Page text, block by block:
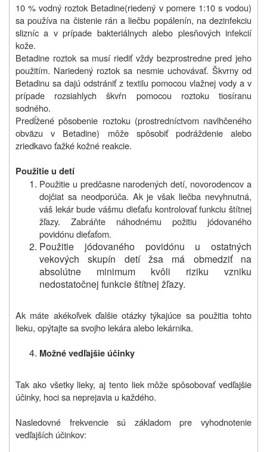
10 % vodný roztok Betadine(riedený v pomere 1:10 s vodou)
sa používa na čistenie rán a liečbu popálenín, na dezinfekciu
slizníc a v prípade bakteriálnych alebo plesňových infekcií
kože.
Betadine roztok sa musí riediť vždy bezprostredne pred jeho
použitím. Nariedený roztok sa nesmie uchovávať. Škvrny od
Betadinu sa dajú odstrániť z textilu pomocou vlažnej vody a v
prípade rozsiahlych škvŕn pomocou roztoku tiosíranu
sodného.
Predĺžené pôsobenie roztoku (prostredníctvom navlhčeného
obväzu v Betadine) môže spôsobiť podráždenie alebo
zriedkavo ťažké kožné reakcie.
Použitie u detí
Použitie u predčasne narodených detí, novorodencov a
dojčiat sa neodporúča. Ak je však liečba nevyhnutná,
váš lekár bude vášmu dieťaťu kontrolovať funkciu štítnej
žľazy. Zabráňte náhodnému požitiu jódovaného
povidónu dieťaťom.
Použitie jódovaného povidónu u ostatných
vekových skupín detí žsa má obmedziť na
absolútne minimum kvôli riziku vzniku
nedostatočnej funkcie štítnej žľazy.
Ak máte akékoľvek ďalšie otázky týkajúce sa použitia tohto
lieku, opýtajte sa svojho lekára alebo lekárnika.
Možné vedľajšie účinky
Tak ako všetky lieky, aj tento liek môže spôsobovať vedľajšie
účinky, hoci sa neprejavia u každého.
Nasledovné frekvencie sú základom pre vyhodnotenie
vedľajších účinkov: